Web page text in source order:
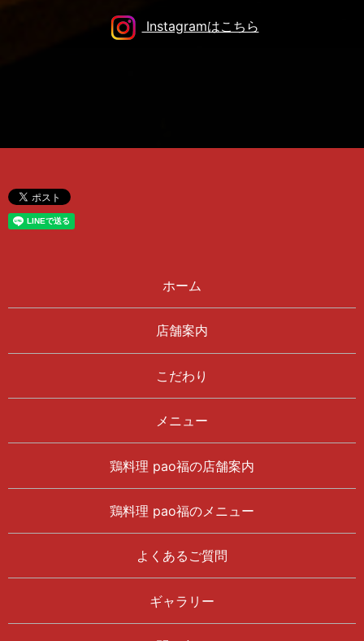
Instagramはこちら
ホーム
店舗案内
こだわり
メニュー
鶏料理 pao福の店舗案内
鶏料理 pao福のメニュー
よくあるご質問
ギャラリー